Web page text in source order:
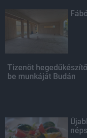
Tizenöt
be munkáját Budán